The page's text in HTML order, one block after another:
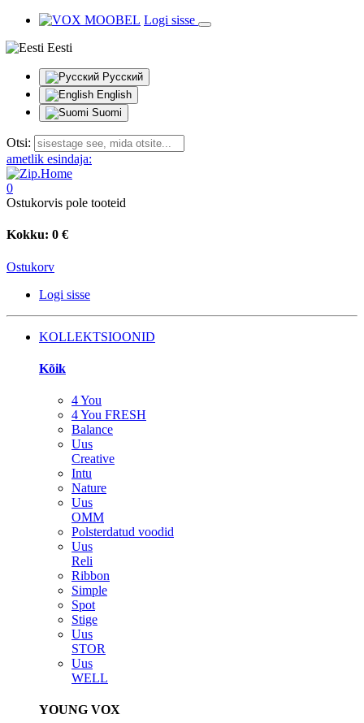
Logi sisse
Eesti
Русский
English
Suomi
Otsi:
ametlik esindaja:
0
Ostukorvis pole tooteid
Kokku: 0 €
Ostukorv
Logi sisse
KOLLEKTSIOONID
Kõik
4 You
4 You FRESH
Balance
Uus
Creative
Intu
Nature
Uus
OMM
Polsterdatud voodid
Uus
Reli
Ribbon
Simple
Spot
Stige
Uus
STOR
Uus
WELL
YOUNG VOX